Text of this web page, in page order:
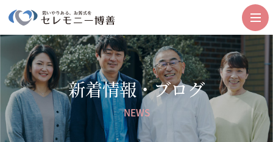
新着情報・ブログ
NEWS